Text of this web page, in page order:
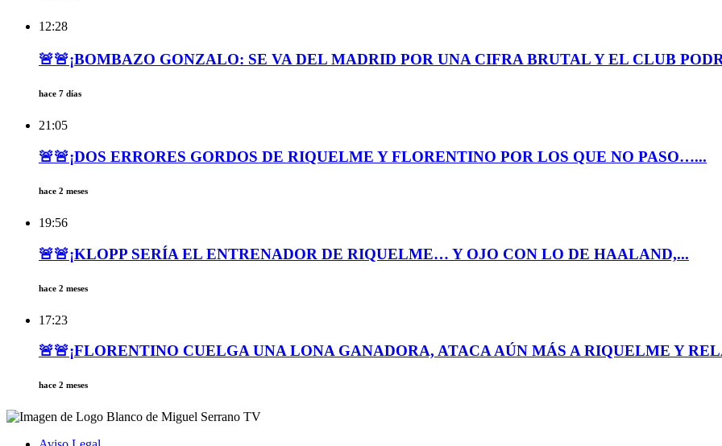
12:28
🚨🚨¡BOMBAZO GONZALO: SE VA DEL MADRID POR UNA CIFRA BRUTAL Y EL CLUB
hace 7 días
21:05
🚨🚨¡DOS ERRORES GORDOS DE RIQUELME Y FLORENTINO POR LOS QUE NO PASO…...
hace 2 meses
19:56
🚨🚨¡KLOPP SERÍA EL ENTRENADOR DE RIQUELME… Y OJO CON LO DE HAALAND,...
hace 2 meses
17:23
🚨🚨¡FLORENTINO CUELGA UNA LONA GANADORA, ATACA AÚN MÁS A RIQUELME Y
hace 2 meses